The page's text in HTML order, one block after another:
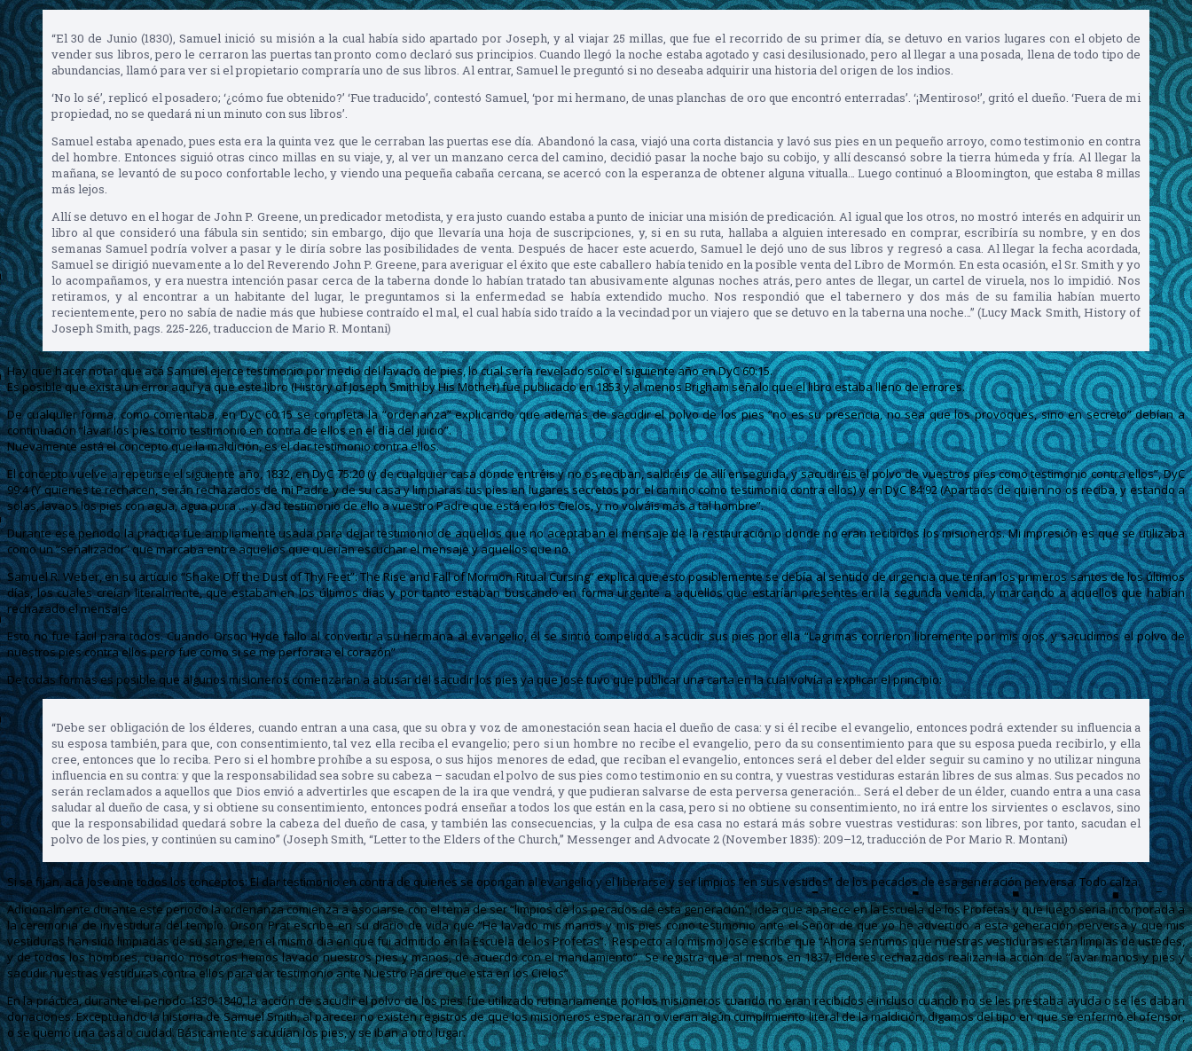
“El 30 de Junio (1830), Samuel inició su misión a la cual había sido apartado por Joseph, y al viajar 25 millas, que fue el recorrido de su primer día, se detuvo en varios lugares con el objeto de
vender sus libros, pero le cerraron las puertas tan pronto como declaró sus principios. Cuando llegó la noche estaba agotado y casi desilusionado, pero al llegar a una posada, llena de todo tipo de
abundancias, llamó para ver si el propietario compraría uno de sus libros. Al entrar, Samuel le preguntó si no deseaba adquirir una historia del origen de los indios.
‘No lo sé’, replicó el posadero; ‘¿cómo fue obtenido?’ ‘Fue traducido’, contestó Samuel, ‘por mi hermano, de unas planchas de oro que encontró enterradas’. ‘¡Mentiroso!’, gritó el dueño. ‘Fuera de mi
propiedad, no se quedará ni un minuto con sus libros’.
Samuel estaba apenado, pues esta era la quinta vez que le cerraban las puertas ese día. Abandonó la casa, viajó una corta distancia y lavó sus pies en un pequeño arroyo, como testimonio en contra
del hombre. Entonces siguió otras cinco millas en su viaje, y, al ver un manzano cerca del camino, decidió pasar la noche bajo su cobijo, y allí descansó sobre la tierra húmeda y fría. Al llegar la
mañana, se levantó de su poco confortable lecho, y viendo una pequeña cabaña cercana, se acercó con la esperanza de obtener alguna vitualla… Luego continuó a Bloomington, que estaba 8 millas
más lejos.
Allí se detuvo en el hogar de John P. Greene, un predicador metodista, y era justo cuando estaba a punto de iniciar una misión de predicación. Al igual que los otros, no mostró interés en adquirir un
libro al que consideró una fábula sin sentido; sin embargo, dijo que llevaría una hoja de suscripciones, y, si en su ruta, hallaba a alguien interesado en comprar, escribiría su nombre, y en dos
semanas Samuel podría volver a pasar y le diría sobre las posibilidades de venta. Después de hacer este acuerdo, Samuel le dejó uno de sus libros y regresó a casa. Al llegar la fecha acordada,
Samuel se dirigió nuevamente a lo del Reverendo John P. Greene, para averiguar el éxito que este caballero había tenido en la posible venta del Libro de Mormón. En esta ocasión, el Sr. Smith y yo
lo acompañamos, y era nuestra intención pasar cerca de la taberna donde lo habían tratado tan abusivamente algunas noches atrás, pero antes de llegar, un cartel de viruela, nos lo impidió. Nos
retiramos, y al encontrar a un habitante del lugar, le preguntamos si la enfermedad se había extendido mucho. Nos respondió que el tabernero y dos más de su familia habían muerto
recientemente, pero no sabía de nadie más que hubiese contraído el mal, el cual había sido traído a la vecindad por un viajero que se detuvo en la taberna una noche…” (Lucy Mack Smith, History of
Joseph Smith, pags. 225-226, traduccion de Mario R. Montani)
Hay que hacer notar que acá Samuel ejerce testimonio por medio del lavado de pies, lo cual sería revelado solo el siguiente año en DyC 60:15.
Es posible que exista un error aquí ya que este libro (History of Joseph Smith by His Mother) fue publicado en 1853 y al menos Brigham señalo que el libro estaba lleno de errores.
De cualquier forma, como comentaba, en DyC 60:15 se completa la “ordenanza” explicando que además de sacudir el polvo de los pies “no es su presencia, no sea que los provoques, sino en secreto” debían a
continuación “lavar los pies como testimonio en contra de ellos en el día del juicio”.
Nuevamente está el concepto que la maldición, es el dar testimonio contra ellos.
El concepto vuelve a repetirse el siguiente año, 1832, en DyC 75:20 (y de cualquier casa donde entréis y no os reciban, saldréis de allí enseguida, y sacudiréis el polvo de vuestros pies como testimonio contra ellos”, DyC
99:4 (Y quienes te rechacen, serán rechazados de mi Padre y de su casa y limpiaras tus pies en lugares secretos por el camino como testimonio contra ellos) y en DyC 84:92 (Apartaos de quien no os reciba, y estando a
solas, lavaos los pies con agua, agua pura … y dad testimonio de ello a vuestro Padre que está en los Cielos, y no volváis más a tal hombre”.
Durante ese periodo la práctica fue ampliamente usada para dejar testimonio de aquellos que no aceptaban el mensaje de la restauración o donde no eran recibidos los misioneros. Mi impresión es que se utilizaba
como un “señalizador” que marcaba entre aquellos que querían escuchar el mensaje y aquellos que no.
Samuel R. Weber, en su artículo “Shake Off the Dust of Thy Feet”: The Rise and Fall of Mormon Ritual Cursing” explica que esto posiblemente se debía al sentido de urgencia que tenían los primeros santos de los últimos
días, los cuales creían literalmente, que estaban en los últimos días y por tanto estaban buscando en forma urgente a aquellos que estarían presentes en la segunda venida, y marcando a aquellos que habían
rechazado el mensaje.
Esto no fue fácil para todos. Cuando Orson Hyde fallo al convertir a su hermana al evangelio, él se sintió compelido a sacudir sus pies por ella “Lagrimas corrieron libremente por mis ojos, y sacudimos el polvo de
nuestros pies contra ellos pero fue como si se me perforara el corazón”
De todas formas es posible que algunos misioneros comenzaran a abusar del sacudir los pies ya que Jose tuvo que publicar una carta en la cual volvía a explicar el principio:
“Debe ser obligación de los élderes, cuando entran a una casa, que su obra y voz de amonestación sean hacia el dueño de casa: y si él recibe el evangelio, entonces podrá extender su influencia a
su esposa también, para que, con consentimiento, tal vez ella reciba el evangelio; pero si un hombre no recibe el evangelio, pero da su consentimiento para que su esposa pueda recibirlo, y ella
cree, entonces que lo reciba. Pero si el hombre prohíbe a su esposa, o sus hijos menores de edad, que reciban el evangelio, entonces será el deber del elder seguir su camino y no utilizar ninguna
influencia en su contra: y que la responsabilidad sea sobre su cabeza – sacudan el polvo de sus pies como testimonio en su contra, y vuestras vestiduras estarán libres de sus almas. Sus pecados no
serán reclamados a aquellos que Dios envió a advertirles que escapen de la ira que vendrá, y que pudieran salvarse de esta perversa generación… Será el deber de un élder, cuando entra a una casa
saludar al dueño de casa, y si obtiene su consentimiento, entonces podrá enseñar a todos los que están en la casa, pero si no obtiene su consentimiento, no irá entre los sirvientes o esclavos, sino
que la responsabilidad quedará sobre la cabeza del dueño de casa, y también las consecuencias, y la culpa de esa casa no estará más sobre vuestras vestiduras: son libres, por tanto, sacudan el
polvo de los pies, y continúen su camino” (Joseph Smith, “Letter to the Elders of the Church,” Messenger and Advocate 2 (November 1835): 209–12, traducción de Por Mario R. Montani)
Si se fijan, acá Jose une todos los conceptos: El dar testimonio en contra de quienes se opongan al evangelio y el liberarse y ser limpios “en sus vestidos” de los pecados de esa generación perversa. Todo calza.
Adicionalmente durante este periodo la ordenanza comienza a asociarse con el tema de ser “limpios de los pecados de esta generación”, idea que aparece en la Escuela de los Profetas y que luego seria incorporada a
la ceremonia de investidura del templo. Orson Prat escribe en su diario de vida que “He lavado mis manos y mis pies como testimonio ante el Señor de que yo he advertido a esta generación perversa y que mis
vestiduras han sido limpiadas de su sangre, en el mismo dia en que fui admitido en la Escuela de los Profetas”. Respecto a lo mismo Jose escribe que “Ahora sentimos que nuestras vestiduras estan limpias de ustedes,
y de todos los hombres, cuando nosotros hemos lavado nuestros pies y manos, de acuerdo con el mandamiento”. Se registra que al menos en 1837, Elderes rechazados realizan la acción de “lavar manos y pies y
sacudir nuestras vestiduras contra ellos para dar testimonio ante Nuestro Padre que esta en los Cielos”
En la práctica, durante el periodo 1830-1840, la acción de sacudir el polvo de los pies fue utilizado rutinariamente por los misioneros cuando no eran recibidos e incluso cuando no se les prestaba ayuda o se les daban
donaciones. Exceptuando la historia de Samuel Smith, al parecer no existen registros de que los misioneros esperaran o vieran algún cumplimiento literal de la maldición, digamos del tipo en que se enfermó el ofensor,
o se quemó una casa o ciudad. Básicamente sacudían los pies, y se iban a otro lugar.